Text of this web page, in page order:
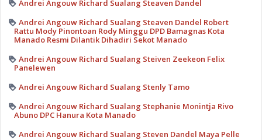
Andrei Angouw Richard Sualang Steaven Dandel
Andrei Angouw Richard Sualang Steaven Dandel Robert
Rattu Mody Pinontoan Rody Minggu DPD Bamagnas Kota
Manado Resmi Dilantik Dihadiri Sekot Manado
Andrei Angouw Richard Sualang Steiven Zeekeon Felix
Panelewen
Andrei Angouw Richard Sualang Stenly Tamo
Andrei Angouw Richard Sualang Stephanie Monintja Rivo
Abuno DPC Hanura Kota Manado
Andrei Angouw Richard Sualang Steven Dandel Maya Pelle